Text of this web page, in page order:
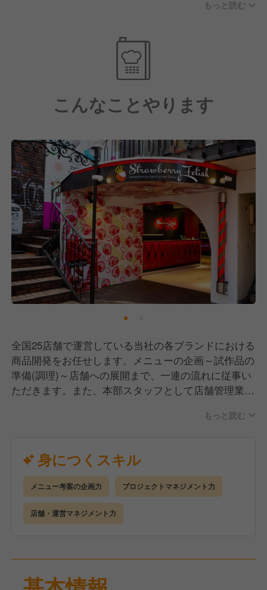
率的な運営と商品・サービスの品質の担保を心がけて
もっと読む
こんなことやります
全国25店舗で運営している当社の各ブランドにおける
商品開発をお任せします。メニューの企画～試作品の
準備(調理)～店舗への展開まで、一連の流れに従事い
ただきます。また、本部スタッフとして店舗管理業務
①カラフルわたあめショップ「Totti Candy Factory」
②日本初の進化系いちごあめ専門店「Strawberry
Fetish」
③長いをコンセプトにしたフードショップ「Long!
Longer!! Longest!!!」
④今後リリースする新ブランド
もっと読む
身につくスキル
メニュー考案の企画力 プロジェクトマネジメント力
店舗・運営マネジメント力